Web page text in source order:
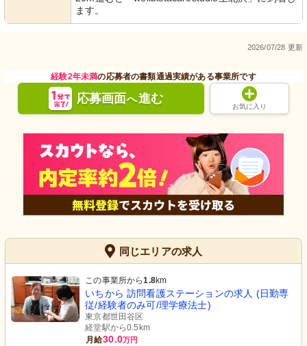
ます。
2026/07/28 更新
経験2年未満の応募者の書類通過実績がある事業所です
応募画面へ進む
お気に入り
同じエリアの求人
この事業所から1.8km
いちから 訪問看護ステーションの求人 (日勤専
従/経験者のみ可/理学療法士)
東京都世田谷区
経堂駅から0.5km
月給30.0万円